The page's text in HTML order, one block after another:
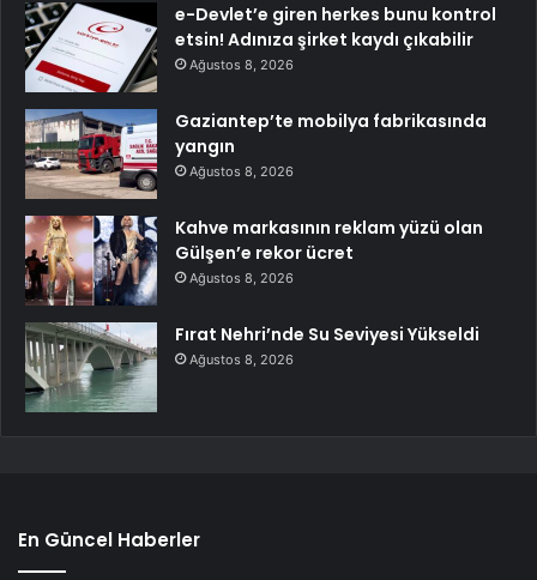
e-Devlet’e giren herkes bunu kontrol
etsin! Adınıza şirket kaydı çıkabilir
Ağustos 8, 2026
Gaziantep’te mobilya fabrikasında
yangın
Ağustos 8, 2026
Kahve markasının reklam yüzü olan
Gülşen’e rekor ücret
Ağustos 8, 2026
Fırat Nehri’nde Su Seviyesi Yükseldi
Ağustos 8, 2026
En Güncel Haberler